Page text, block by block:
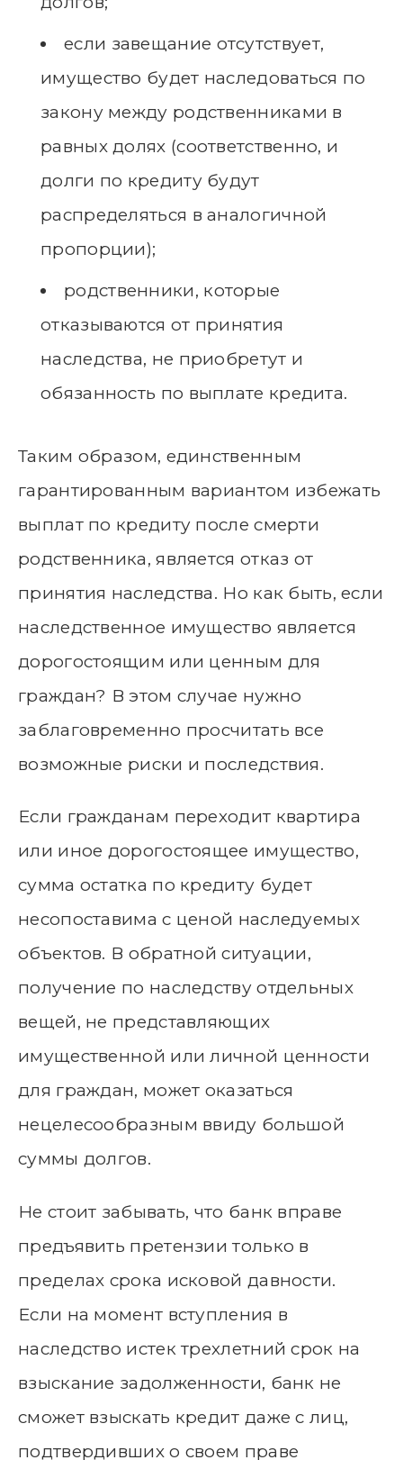
если завещание отсутствует,
имущество будет наследоваться по
закону между родственниками в
равных долях (соответственно, и
долги по кредиту будут
распределяться в аналогичной
пропорции);
родственники, которые
отказываются от принятия
наследства, не приобретут и
обязанность по выплате кредита.
Таким образом, единственным
гарантированным вариантом избежать
выплат по кредиту после смерти
родственника, является отказ от
принятия наследства. Но как быть, если
наследственное имущество является
дорогостоящим или ценным для
граждан? В этом случае нужно
заблаговременно просчитать все
возможные риски и последствия.
Если гражданам переходит квартира
или иное дорогостоящее имущество,
сумма остатка по кредиту будет
несопоставима с ценой наследуемых
объектов. В обратной ситуации,
получение по наследству отдельных
вещей, не представляющих
имущественной или личной ценности
для граждан, может оказаться
нецелесообразным ввиду большой
суммы долгов.
Не стоит забывать, что банк вправе
предъявить претензии только в
пределах срока исковой давности.
Если на момент вступления в
наследство истек трехлетний срок на
взыскание задолженности, банк не
сможет взыскать кредит даже с лиц,
подтвердивших о своем праве